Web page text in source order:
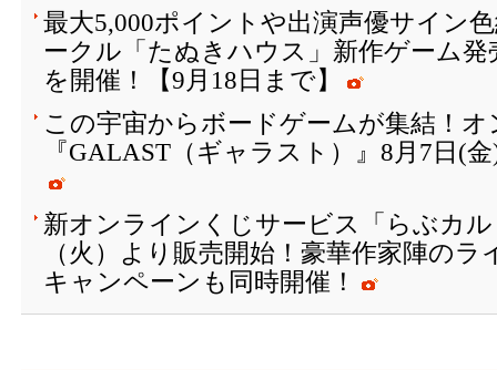
最大5,000ポイントや出演声優サイン
ークル「たぬきハウス」新作ゲーム
を開催！【9月18日まで】
この宇宙からボードゲームが集結！
『GALAST（ギャラスト）』8月7日(
新オンラインくじサービス「らぶカ
（火）より販売開始！豪華作家陣の
キャンペーンも同時開催！